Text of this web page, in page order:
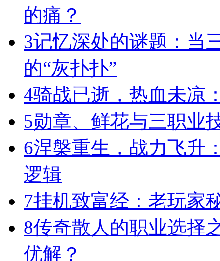
的痛？
3记忆深处的谜题：当
的“灰扑扑”
4骑战已逝，热血未凉
5勋章、鲜花与三职业
6涅槃重生，战力飞升
逻辑
7挂机致富经：老玩家
8传奇散人的职业选择
优解？